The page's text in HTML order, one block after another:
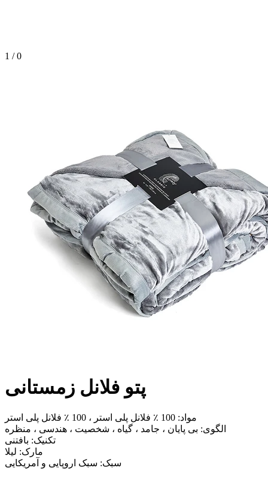
1 / 0
پتو فلانل زمستانی
مواد: 100 ٪ فلانل پلی استر ، 100 ٪ فلانل پلی استر
الگوی: بی پایان ، جامد ، گیاه ، شخصیت ، هندسی ، منظره
تکنیک: بافتنی
مارک: لیلا
سبک: سبک اروپایی و آمریکایی